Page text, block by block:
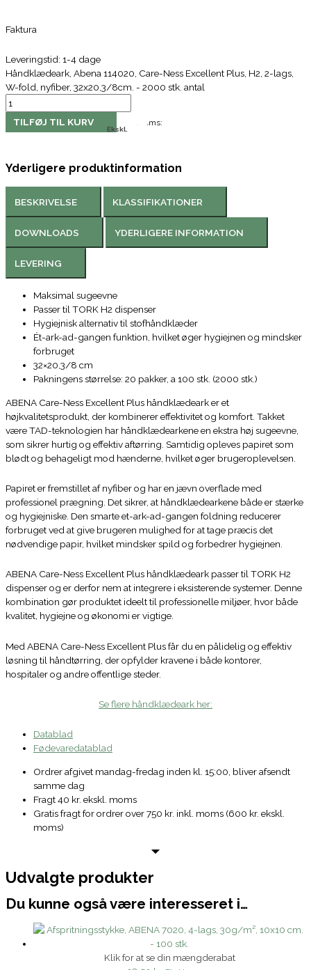
Faktura
Leveringstid: 1-4 dage
Håndklædeark, Abena 114020, Care-Ness Excellent Plus, H2, 2-lags,
W-fold, nyfiber, 32x20,3/8cm. - 2000 stk. antal
TILFØJ TIL KURV Moms:
Ekskl.
Yderligere produktinformation
BESKRIVELSE KLASSIFIKATIONER
DOWNLOADS YDERLIGERE INFORMATION
LEVERING
Maksimal sugeevne
Passer til TORK H2 dispenser
Hygiejnisk alternativ til stofhåndklæder
Ét-ark-ad-gangen funktion, hvilket øger hygiejnen og mindsker
forbruget
32×20,3/8 cm
Pakningens størrelse: 20 pakker, a 100 stk. (2000 stk.)
ABENA Care-Ness Excellent Plus håndklædeark er et
højkvalitetsprodukt, der kombinerer effektivitet og komfort. Takket
være TAD-teknologien har håndklædearkene en ekstra høj sugeevne,
som sikrer hurtig og effektiv aftørring. Samtidig opleves papiret som
blødt og behageligt mod hænderne, hvilket øger brugeroplevelsen.
Papiret er fremstillet af nyfiber og har en jævn overflade med
professionel prægning. Det sikrer, at håndklædearkene både er stærke
og hygiejniske. Den smarte et-ark-ad-gangen foldning reducerer
forbruget ved at give brugeren mulighed for at tage præcis det
nødvendige papir, hvilket mindsker spild og forbedrer hygiejnen.
ABENA Care-Ness Excellent Plus håndklædeark passer til TORK H2
dispenser og er derfor nem at integrere i eksisterende systemer. Denne
kombination gør produktet ideelt til professionelle miljøer, hvor både
kvalitet, hygiejne og økonomi er vigtige.
Med ABENA Care-Ness Excellent Plus får du en pålidelig og effektiv
løsning til håndtørring, der opfylder kravene i både kontorer,
hospitaler og andre offentlige steder.
Se flere håndklædeark her:
Datablad
Fødevaredatablad
Ordrer afgivet mandag-fredag inden kl. 15:00, bliver afsendt
samme dag
Fragt 40 kr. ekskl. moms
Gratis fragt for ordrer over 750 kr. inkl. moms (600 kr. ekskl.
moms)
Udvalgte produkter
Du kunne også være interesseret i…
Klik for at se din mængderabat